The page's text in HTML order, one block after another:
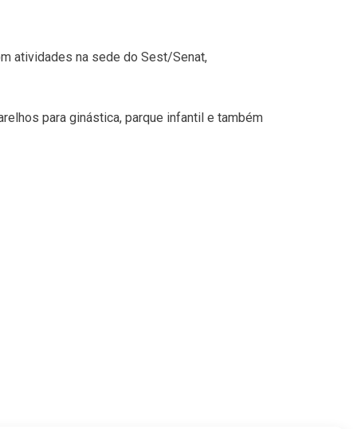
atividades na sede do Sest/Senat,
para ginástica, parque infantil e também